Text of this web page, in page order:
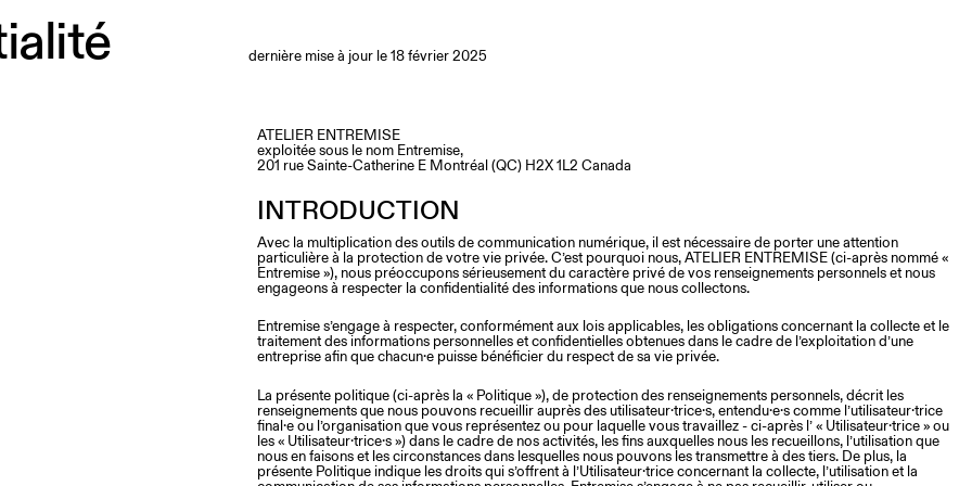
dernière mise à jour le 18 février 2025
ATELIER ENTREMISE
exploitée sous le nom Entremise,
201 rue Sainte-Catherine E Montréal (QC) H2X 1L2 Canada
INTRODUCTION
Avec la multiplication des outils de communication numérique, il est nécessaire de porter une attention
particulière à la protection de votre vie privée. C’est pourquoi nous, ATELIER ENTREMISE (ci-après nommé «
Entremise »), nous préoccupons sérieusement du caractère privé de vos renseignements personnels et nous
engageons à respecter la confidentialité des informations que nous collectons.
Entremise s’engage à respecter, conformément aux lois applicables, les obligations concernant la collecte et le
traitement des informations personnelles et confidentielles obtenues dans le cadre de l’exploitation d’une
entreprise afin que chacun·e puisse bénéficier du respect de sa vie privée.
La présente politique (ci-après la « Politique »), de protection des renseignements personnels, décrit les
renseignements que nous pouvons recueillir auprès des utilisateur·trice·s, entendu·e·s comme l’utilisateur·trice
final·e ou l’organisation que vous représentez ou pour laquelle vous travaillez - ci-après l’ « Utilisateur·trice » ou
les « Utilisateur·trice·s ») dans le cadre de nos activités, les fins auxquelles nous les recueillons, l’utilisation que
nous en faisons et les circonstances dans lesquelles nous pouvons les transmettre à des tiers. De plus, la
présente Politique indique les droits qui s’offrent à l’Utilisateur·trice concernant la collecte, l’utilisation et la